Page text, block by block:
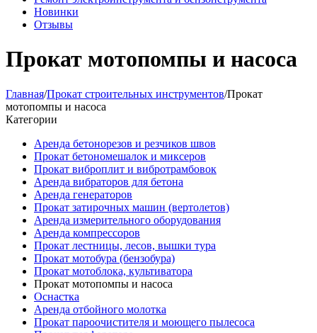
Новинки
Отзывы
Прокат мотопомпы и насоса
Главная/Прокат строительных инструментов/Прокат
мотопомпы и насоса
Категории
Аренда бетонорезов и резчиков швов
Прокат бетономешалок и миксеров
Прокат виброплит и вибротрамбовок
Аренда вибраторов для бетона
Аренда генераторов
Прокат затирочных машин (вертолетов)
Аренда измерительного оборудования
Аренда компрессоров
Прокат лестницы, лесов, вышки тура
Прокат мотобура (бензобура)
Прокат мотоблока, культиватора
Прокат мотопомпы и насоса
Оснастка
Аренда отбойного молотка
Прокат пароочистителя и моющего пылесоса